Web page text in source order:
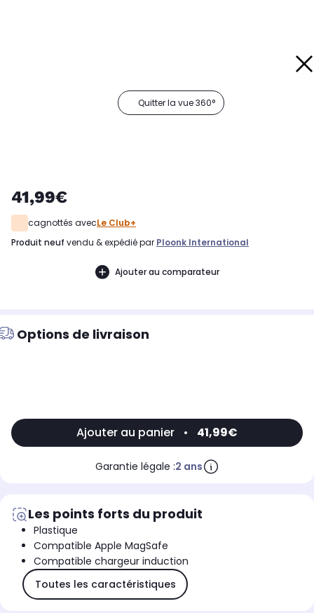
Quitter la vue 360°
41,99€
cagnottés avecLe Club+
produit neuf vendu & expédié par Ploonk International
Ajouter au comparateur
Options de livraison
Ajouter au panier • 41,99€
Garantie légale :2 ans
Les points forts du produit
Plastique
Compatible Apple MagSafe
Compatible chargeur induction
Toutes les caractéristiques